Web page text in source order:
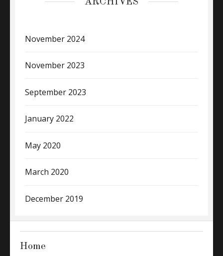
November 2024
November 2023
September 2023
January 2022
May 2020
March 2020
December 2019
Home